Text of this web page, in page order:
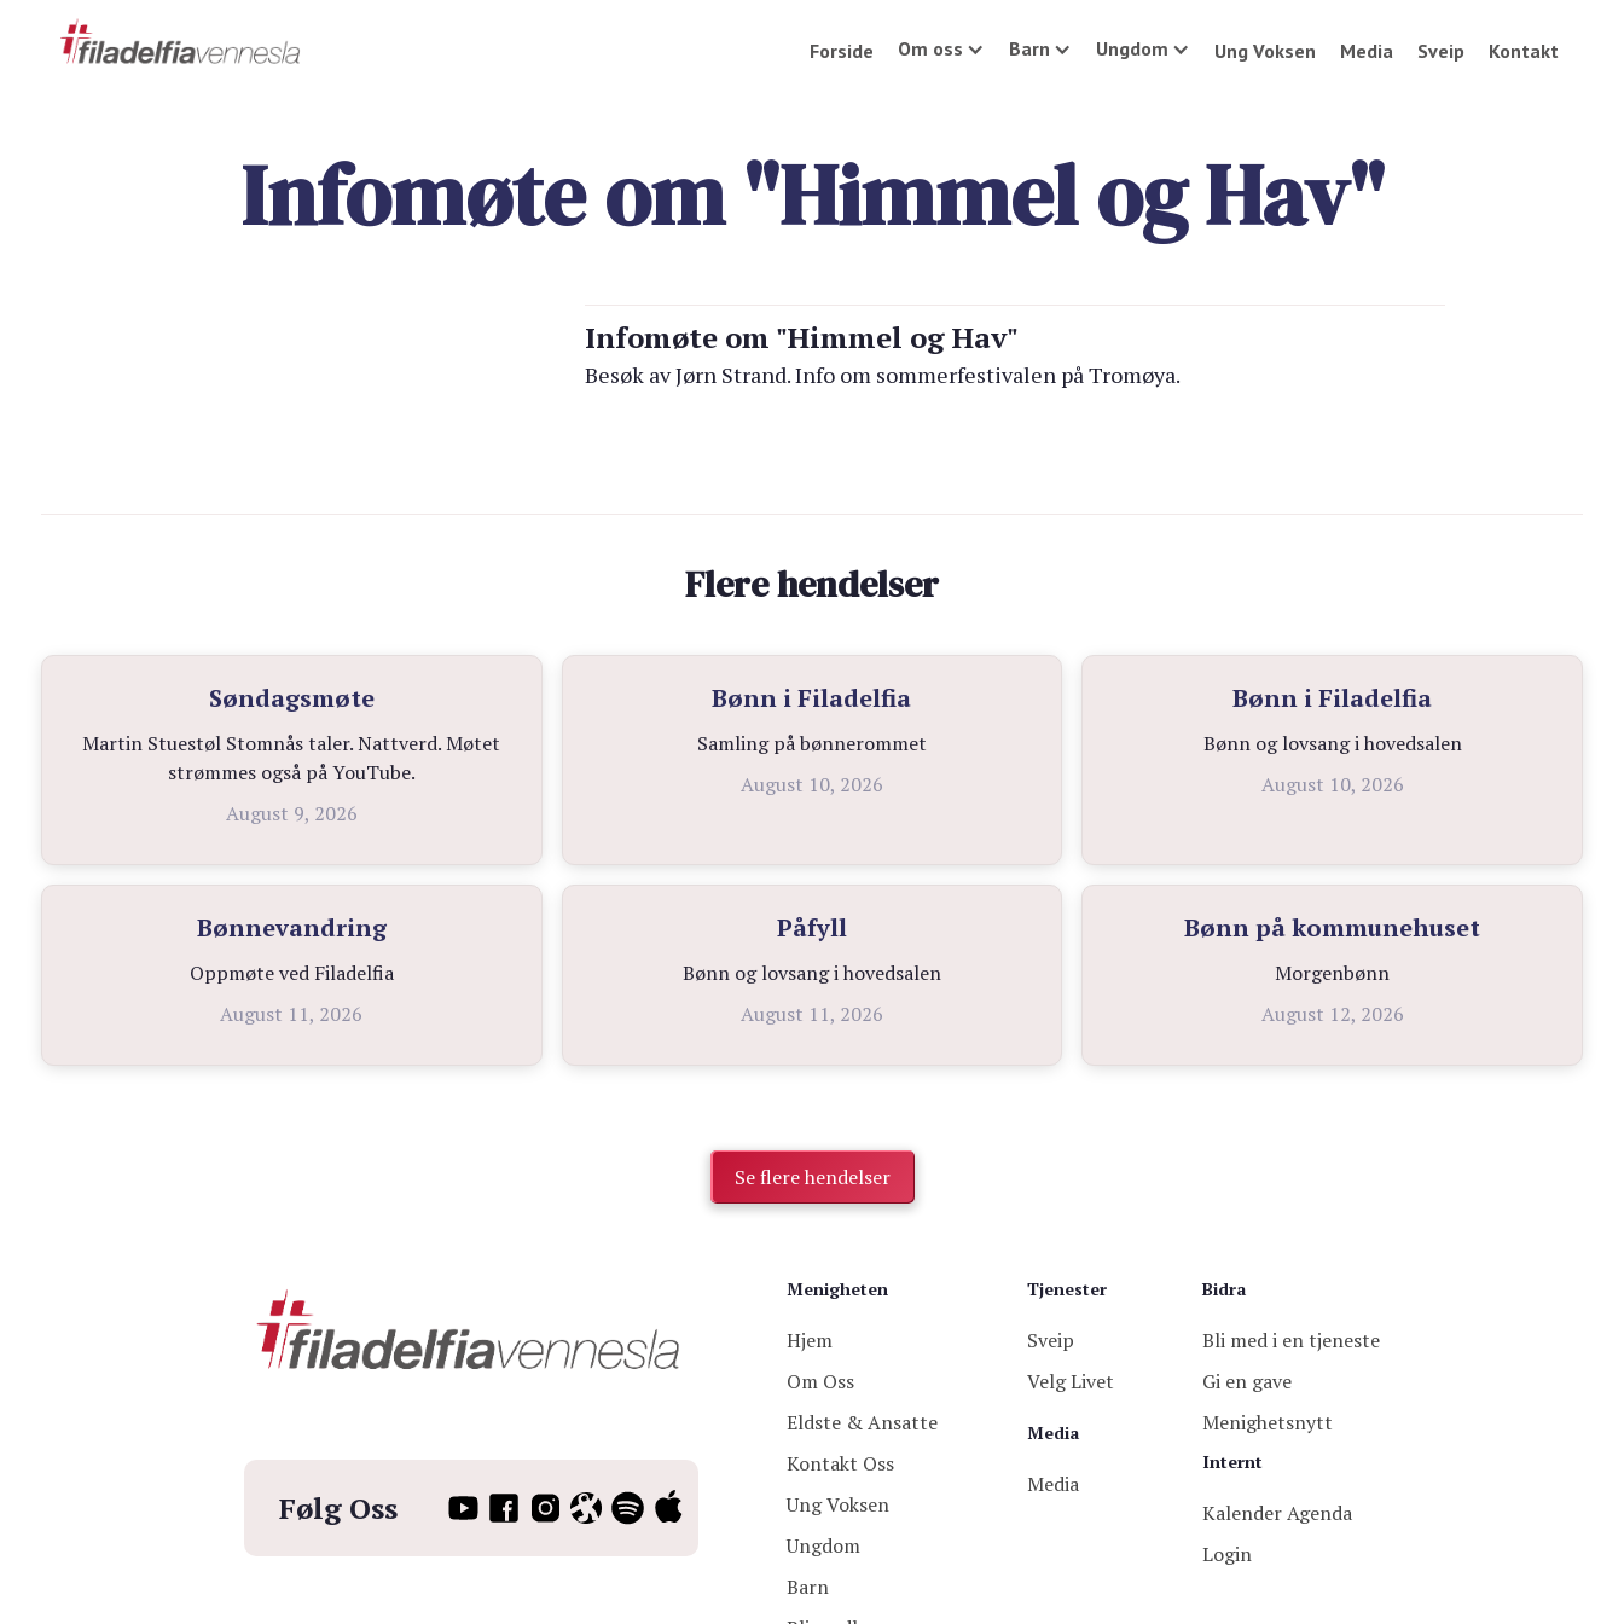
Forside Om oss Barn Ungdom Ung Voksen Media Sveip Kontakt
Infomøte om "Himmel og Hav"
Infomøte om "Himmel og Hav"
Besøk av Jørn Strand. Info om sommerfestivalen på Tromøya.
Flere hendelser
Søndagsmøte
Martin Stuestøl Stomnås taler. Nattverd. Møtet
strømmes også på YouTube.
August 9, 2026
Bønn i Filadelfia
Samling på bønnerommet
August 10, 2026
Bønn i Filadelfia
Bønn og lovsang i hovedsalen
August 10, 2026
Bønnevandring
Oppmøte ved Filadelfia
August 11, 2026
Påfyll
Bønn og lovsang i hovedsalen
August 11, 2026
Bønn på kommunehuset
Morgenbønn
August 12, 2026
Se flere hendelser
Følg Oss
Menigheten
Hjem
Om Oss
Eldste & Ansatte
Kontakt Oss
Ung Voksen
Ungdom
Barn
Tjenester
Sveip
Velg Livet
Media
Media
Bidra
Bli med i en tjeneste
Gi en gave
Menighetsnytt
Internt
Kalender Agenda
Login